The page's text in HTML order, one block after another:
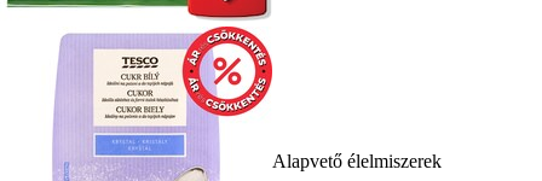
Alapvető élelmiszerek